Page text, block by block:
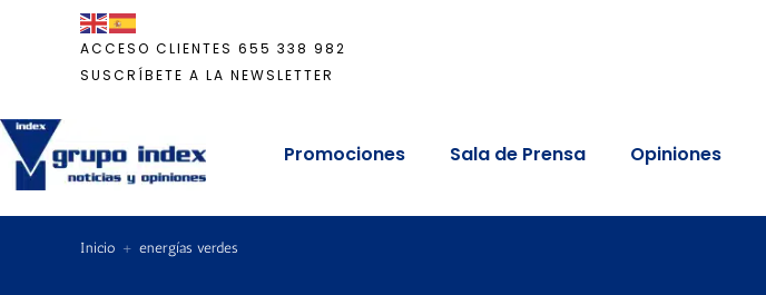
ACCESO CLIENTES 655 338 982
SUSCRÍBETE A LA NEWSLETTER
Promociones Sala de Prensa Opiniones
Inicio + energías verdes